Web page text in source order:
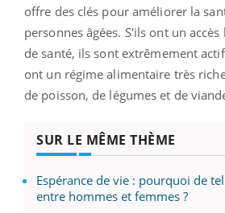
offre des clés pour améliorer la
personnes âgées. S'ils ont un
de santé, ils sont extrêmement
ont un régime alimentaire très
de poisson, de légumes et de
SUR LE MÊME THÈME
Espérance de vie : pourquoi de
entre hommes et femmes ?